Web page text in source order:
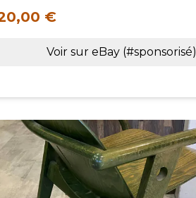
€
Voir sur eBay (#sponsorisé)